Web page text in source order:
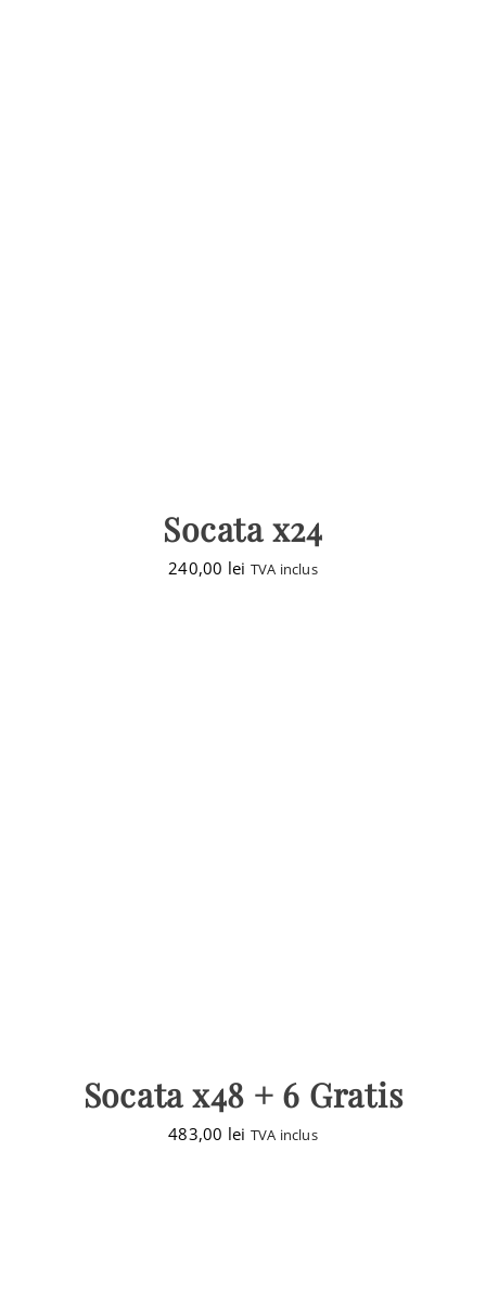
Socata x24
240,00 lei TVA inclus
Socata x48 + 6 Gratis
483,00 lei TVA inclus